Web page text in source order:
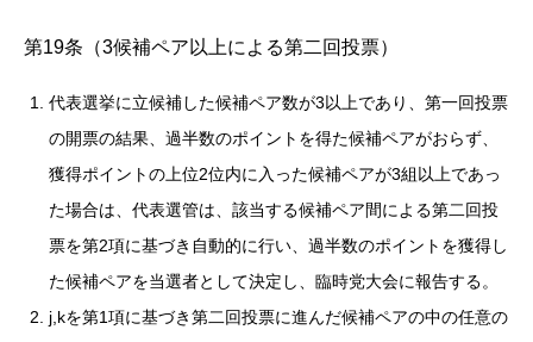
第19条（3候補ペア以上による第二回投票）
代表選挙に立候補した候補ペア数が3以上であり、第一回投票
の開票の結果、過半数のポイントを得た候補ペアがおらず、
獲得ポイントの上位2位内に入った候補ペアが3組以上であっ
た場合は、代表選管は、該当する候補ペア間による第二回投
票を第2項に基づき自動的に行い、過半数のポイントを獲得し
た候補ペアを当選者として決定し、臨時党大会に報告する。
j,kを第1項に基づき第二回投票に進んだ候補ペアの中の任意の